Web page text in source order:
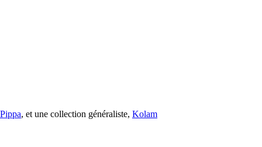
, et une collection généraliste, Kolam